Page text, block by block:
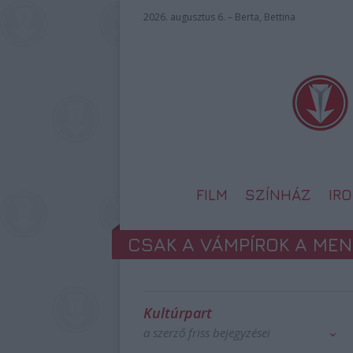
2026. augusztus 6. – Berta, Bettina
FILM SZÍNHÁZ
CSAK A VÁMPÍROK A
Kultúrpart
a szerző friss bejegyzései